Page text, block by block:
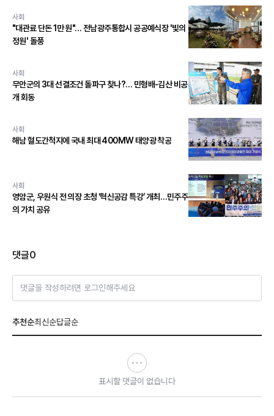
사회
"대관료 단돈 1만 원"… 전남광주통합시 공공예식장 '빛의
정원' 돌풍
사회
무안군의 3대 선결조건 돌파구 찾나?… 민형배-김산 비공
개 회동
사회
해남 혈도간척지에 국내 최대 400MW 태양광 착공
사회
영암군, 우원식 전 의장 초청 ‘혁신공감 특강’ 개최…민주주
의 가치 공유
댓글0
댓글을 작성하려면 로그인해주세요
추천순최신순답글순
표시할 댓글이 없습니다